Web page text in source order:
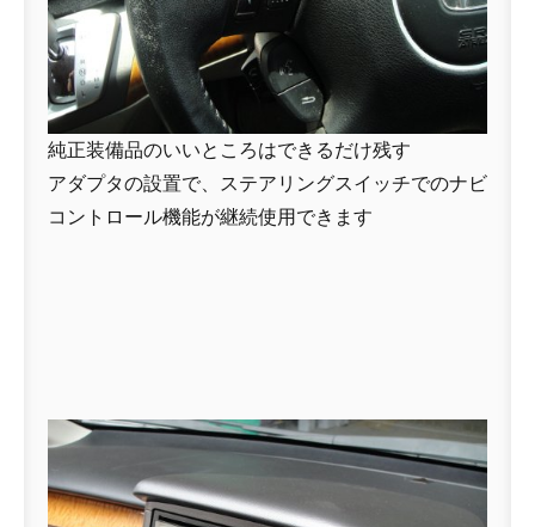
純正装備品のいいところはできるだけ残す
アダプタの設置で、ステアリングスイッチでのナビ
コントロール機能が継続使用できます